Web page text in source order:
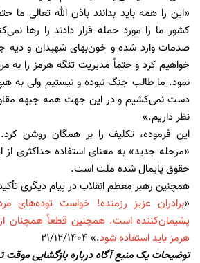
«این را همه باید بدانند باذن الله تعالی ما
کشور ما را مورد حمله قرار دادند را رها
صدمات وارد شده و خون‌بهای شهیدان و دیه
خواهیم کرد و حتماً مدیریت تنگه هرمز را به
نمود. ما طالب جنگ نبوده و نیستیم ولی به
دست نمی‌کشیم و در این جهت همه جبهه
نظر داریم.»
این فرموده، تکلیف را بر همگان روشن
«مرحله جدید» به معنای استفاده حداکثری از
حقوق پایمال شده ملت است.
همچنین رهبر معظم انقلاب در پیام دیگری
«برادران عزیز رزمنده! خواست توده‌های
پشیمان‌کننده است. همچنین قطعاً همچنان
هرمز باید استفاده شود.» 21/12/1404
توضیحات یک منبع آگاه درباره بازگشایی موقت